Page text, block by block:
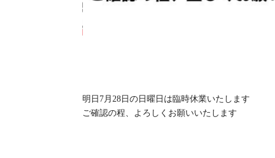
明日7月28日の日曜日は臨時休業いたします
ご確認の程、よろしくお願いいたします